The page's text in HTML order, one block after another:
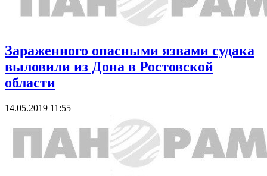
Зараженного опасными язвами судака
выловили из Дона в Ростовской
области
14.05.2019 11:55